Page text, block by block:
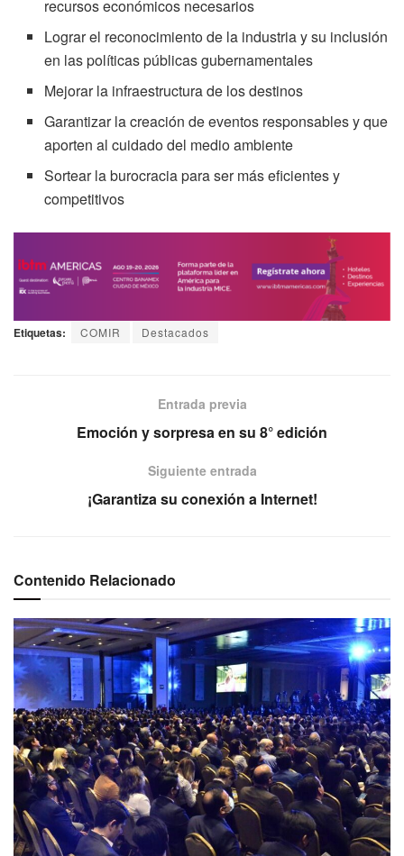
recursos económicos necesarios
Lograr el reconocimiento de la industria y su inclusión
en las políticas públicas gubernamentales
Mejorar la infraestructura de los destinos
Garantizar la creación de eventos responsables y que
aporten al cuidado del medio ambiente
Sortear la burocracia para ser más eficientes y
competitivos
Etiquetas: COMIR Destacados
Entrada previa
Emoción y sorpresa en su 8° edición
Siguiente entrada
¡Garantiza su conexión a Internet!
Contenido Relacionado